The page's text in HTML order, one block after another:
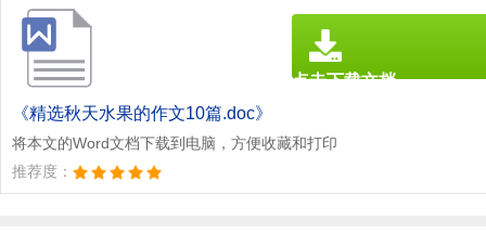
《精选秋天水果的作文10篇.doc》
将本文的Word文档下载到电脑，方便收藏和打印
推荐度：
点击下载文档